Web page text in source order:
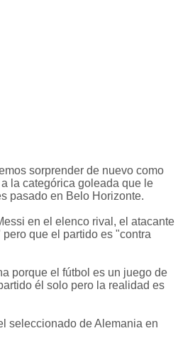
sorprender de nuevo como
la categórica goleada que le
pasado en Belo Horizonte.
en el elenco rival, el atacante
que el partido es "contra
porque el fútbol es un juego de
él solo pero la realidad es
seleccionado de Alemania en